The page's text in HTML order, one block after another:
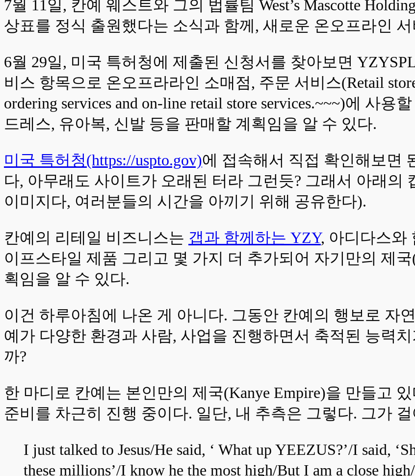
7월 11일, 칸예 웨스트와 그의 법률팀 West’s Mascotte
상표를 정식 출원했다는 소식과 함께, 새로운 온오프라인
6월 29일, 미국 특허청에 제출된 신청서를 찾아보면
비스 항목으로 온오프라라인 소매점, 주문 서비스(Retail
ordering services and on-line retail store services.~~~)에 사
드레스, 유아복, 신발 등을 판매할 계획임을 알 수 있다.
미국 특허청(https://uspto.gov)에 접속해서 직접 확인해보면
다, 아무래도 사이트가 오래된 터라 그런듯? 그래서 아래의
이미지다, 여러분들의 시간을 아끼기 위해 공유한다).
칸예의 리테일 비즈니스는 갭과 함께하는 YZY, 아디다스와
이프스타일 제품 그리고 몇 가지 더 추가되어 자기만의 제
획임을 알 수 있다.
이건 하루아침에 나온 게 아니다. 그동안 칸예의 행보로 자
예가 다양한 환경과 사람, 사업을 진행하면서 축적된 능력
까?
한 마디로 칸예는 본인만의 제국(Kanye Empire)을 만들고
준비를 차근히 진행 중이다. 일단, 내 추측은 그렇다. 그가
I just talked to Jesus/He said, ‘ What up YEEZUS?’/I said,
these millions’/I know he the most high/But I am a close high/